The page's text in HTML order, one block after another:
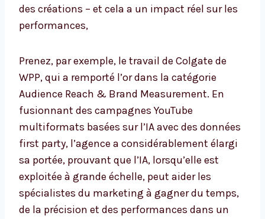
des créations – et cela a un impact réel sur les
performances,
Prenez, par exemple, le travail de Colgate de
WPP, qui a remporté l’or dans la catégorie
Audience Reach & Brand Measurement. En
fusionnant des campagnes YouTube
multiformats basées sur l’IA avec des données
first party, l’agence a considérablement élargi
sa portée, prouvant que l’IA, lorsqu’elle est
exploitée à grande échelle, peut aider les
spécialistes du marketing à gagner du temps,
de la précision et des performances dans un